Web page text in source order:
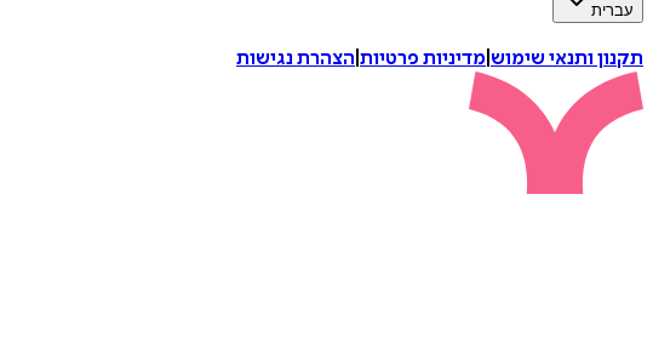
עברית
תקנון ותנאי שימוש מדיניות פרטיות הצהרת נגישות